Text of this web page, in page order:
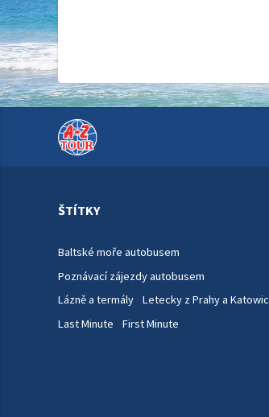
ŠTÍTKY
Baltské moře autobusem
Poznávací zájezdy autobusem
Lázně a termály
Letecky z Prahy a Katowic
Last Minute
First Minute